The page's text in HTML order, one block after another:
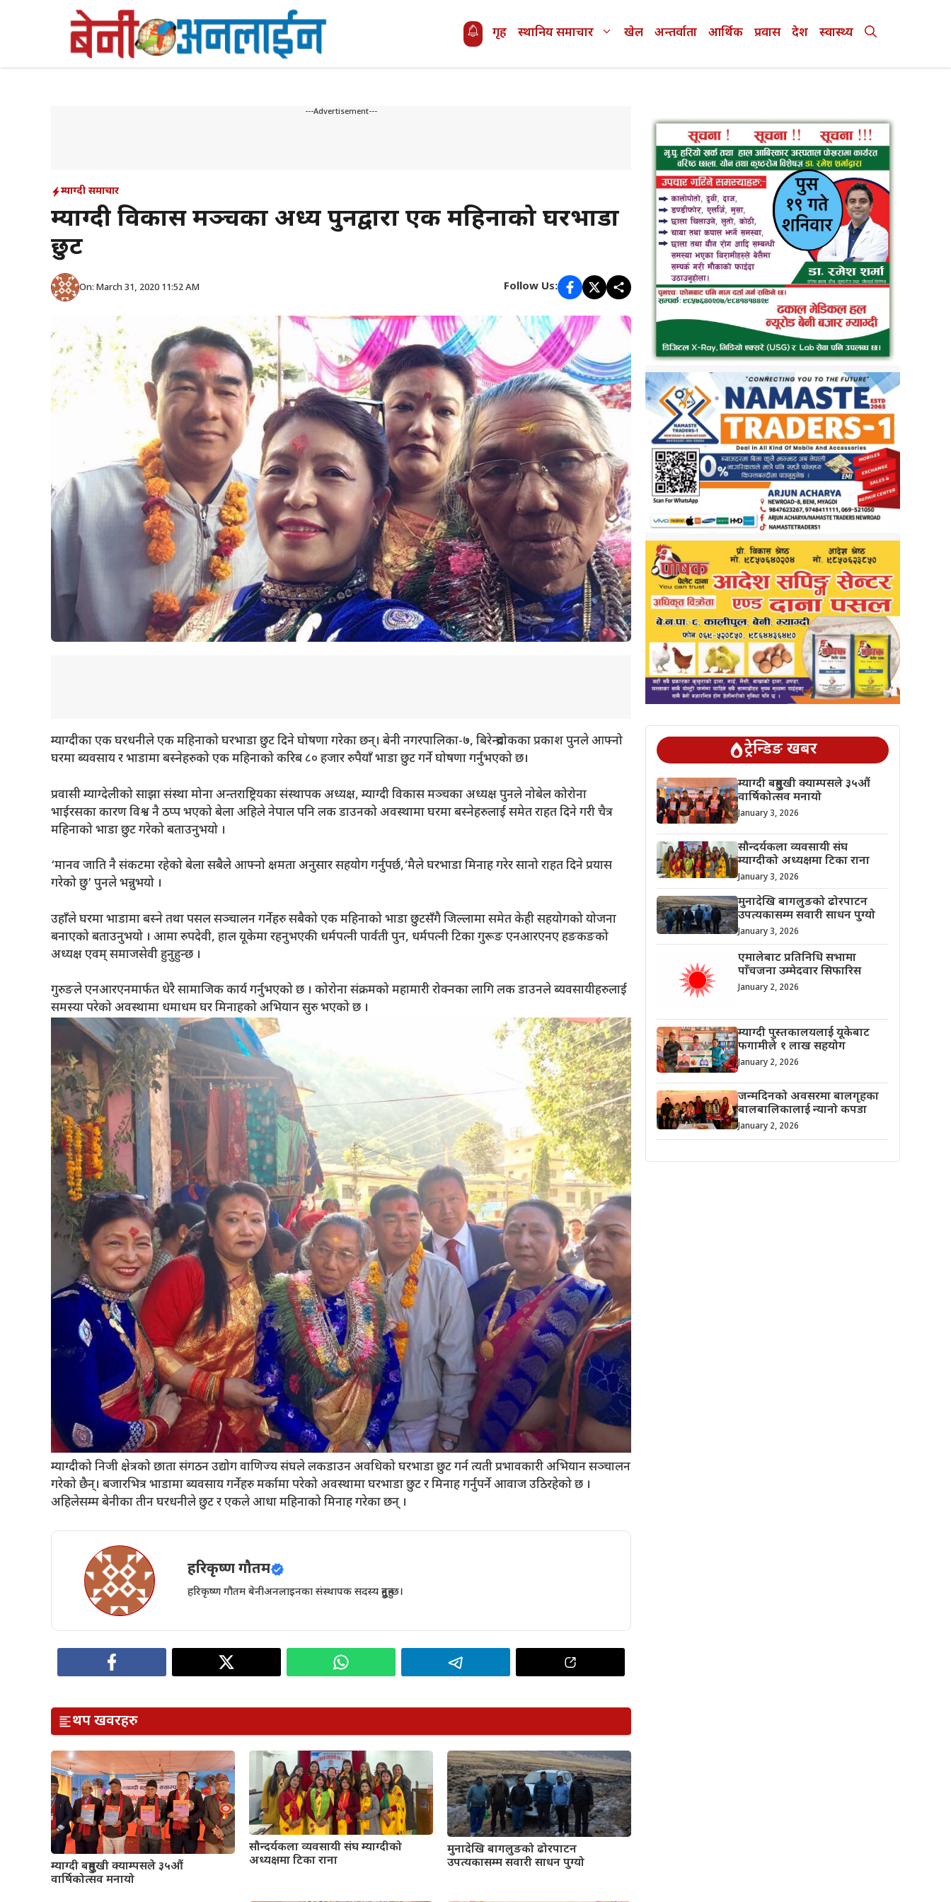
गृह स्थानिय समाचार खेल अन्तर्वाता आर्थिक प्रवास देश स्वास्थ्य
---Advertisement---
म्याग्दी समाचार
म्याग्दी विकास मञ्चका अध्यक्ष पुनद्वारा एक महिनाको घरभाडा
छुट
On: March 31, 2020 11:52 AM Follow Us:
म्याग्दीका एक घरधनीले एक महिनाको घरभाडा छुट दिने घोषणा गरेका छन्। बेनी नगरपालिका-७, बिरेन्द्रचोकका प्रकाश पुनले आफ्नो
घरमा ब्यवसाय र भाडामा बस्नेहरुको एक महिनाको करिब ८० हजार रुपैयाँ भाडा छुट गर्ने घोषणा गर्नुभएको छ।
प्रवासी म्याग्देलीको साझा संस्था मोना अन्तराष्ट्रियका संस्थापक अध्यक्ष, म्याग्दी विकास मञ्चका अध्यक्ष पुनले नोबेल कोरोना
भाईरसका कारण विश्व नै ठप्प भएको बेला अहिले नेपाल पनि लक डाउनको अवस्थामा घरमा बस्नेहरुलाई समेत राहत दिने गरी चैत्र
महिनाको भाडा छुट गरेको बताउनुभयो ।
‘मानव जाति नै संकटमा रहेको बेला सबैले आफ्नो क्षमता अनुसार सहयोग गर्नुपर्छ,‘मैले घरभाडा मिनाह गरेर सानो राहत दिने प्रयास
गरेको छु’ पुनले भन्नुभयो ।
उहाँले घरमा भाडामा बस्ने तथा पसल सञ्चालन गर्नेहरु सबैको एक महिनाको भाडा छुटसँगै जिल्लामा समेत केही सहयोगको योजना
बनाएको बताउनुभयो । आमा रुपदेवी, हाल यूकेमा रहनुभएकी धर्मपत्नी पार्वती पुन, धर्मपत्नी टिका गुरूङ एनआरएनए हङकङको
अध्यक्ष एवम् समाजसेवी हुनुहुन्छ ।
गुरुङले एनआरएनमार्फत धेरै सामाजिक कार्य गर्नुभएको छ । कोरोना संक्रमको महामारी रोक्नका लागि लक डाउनले ब्यवसायीहरुलाई
समस्या परेको अवस्थामा धमाधम घर मिनाहको अभियान सुरु भएको छ ।
म्याग्दीको निजी क्षेत्रको छाता संगठन उद्योग वाणिज्य संघले लकडाउन अवधिको घरभाडा छुट गर्न त्यती प्रभावकारी अभियान सञ्चालन
गरेको छैन्। बजारभित्र भाडामा ब्यवसाय गर्नेहरु मर्कामा परेको अवस्थामा घरभाडा छुट र मिनाह गर्नुपर्ने आवाज उठिरहेको छ ।
अहिलेसम्म बेनीका तीन घरधनीले छुट र एकले आधा महिनाको मिनाह गरेका छन् ।
हरिकृष्ण गौतम
हरिकृष्ण गौतम बेनीअनलाइनका संस्थापक सदस्य हुनुहुन्छ।
थप खवरहरु
म्याग्दी बहुमुखी क्याम्पसले ३५औं
वार्षिकोत्सव मनायो
सौन्दर्यकला व्यवसायी संघ म्याग्दीको
अध्यक्षमा टिका राना
मुनादेखि बागलुङको ढोरपाटन
उपत्यकासम्म सवारी साधन पुग्यो
ट्रेन्डिङ खबर
म्याग्दी बहुमुखी क्याम्पसले ३५औं
वार्षिकोत्सव मनायो
January 3, 2026
सौन्दर्यकला व्यवसायी संघ
म्याग्दीको अध्यक्षमा टिका राना
January 3, 2026
मुनादेखि बागलुङको ढोरपाटन
उपत्यकासम्म सवारी साधन पुग्यो
January 3, 2026
एमालेबाट प्रतिनिधि सभामा
पाँचजना उम्मेदवार सिफारिस
January 2, 2026
म्याग्दी पुस्तकालयलाई यूकेबाट
फगामीले १ लाख सहयोग
January 2, 2026
जन्मदिनको अवसरमा बालगृहका
बालबालिकालाई न्यानो कपडा
January 2, 2026